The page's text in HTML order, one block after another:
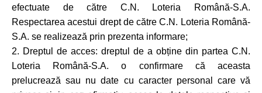
efectuate de către C.N. Loteria Română-S.A.
Respectarea acestui drept de către C.N. Loteria Română-
S.A. se realizează prin prezenta informare;
2. Dreptul de acces: dreptul de a obține din partea C.N.
Loteria Română-S.A. o confirmare că aceasta
prelucrează sau nu date cu caracter personal care vă